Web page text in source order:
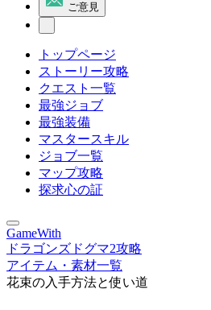
ご意見
トップページ
ストーリー攻略
クエスト一覧
最強ジョブ
最強装備
マスタースキル
ジョブ一覧
マップ攻略
探求心の証
GameWith
ドラゴンズドグマ2攻略
アイテム・素材一覧
花束の入手方法と使い道